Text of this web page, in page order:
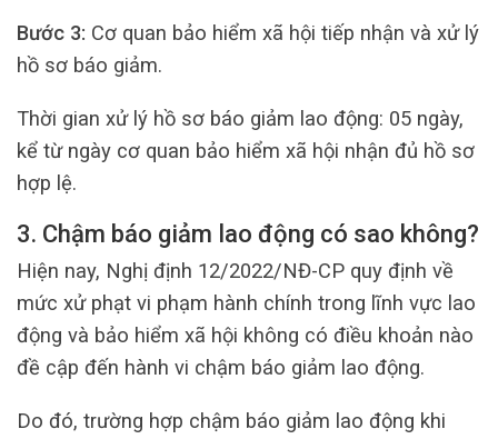
Bước 3: Cơ quan bảo hiểm xã hội tiếp nhận và xử lý
hồ sơ báo giảm.
Thời gian xử lý hồ sơ báo giảm lao động: 05 ngày,
kể từ ngày cơ quan bảo hiểm xã hội nhận đủ hồ sơ
hợp lệ.
3. Chậm báo giảm lao động có sao không?
Hiện nay, Nghị định 12/2022/NĐ-CP quy định về
mức xử phạt vi phạm hành chính trong lĩnh vực lao
động và bảo hiểm xã hội không có điều khoản nào
đề cập đến hành vi chậm báo giảm lao động.
Do đó, trường hợp chậm báo giảm lao động khi